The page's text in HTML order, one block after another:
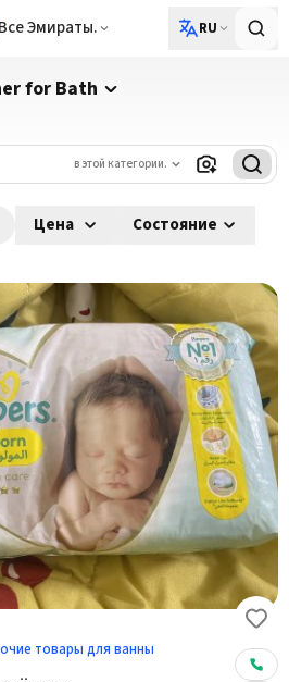
Все Эмираты. RU
for Bath
в этой категории.
Цена Состояние
товары для ванны